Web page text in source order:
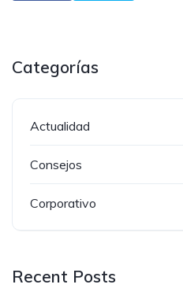
Categorías
Actualidad
Consejos
Corporativo
Recent Posts